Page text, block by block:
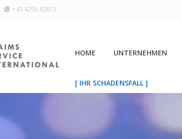
+43 4255 82612
HOME UNTERNEHMEN
[ IHR SCHADENSFALL ]